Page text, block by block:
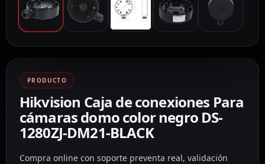
PRODUCTO
Hikvision Caja de conexiones Para
cámaras domo color negro DS-
1280ZJ-DM21-BLACK
Compra online con soporte preventa real, validación